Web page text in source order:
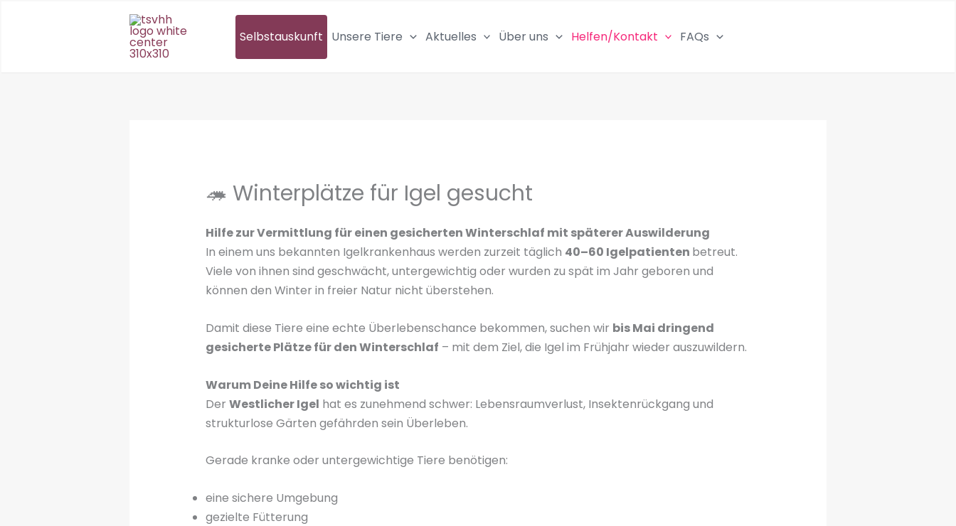
Selbstauskunft Unsere Tiere Aktuelles Über uns Helfen/Kontakt FAQs
🦔 Winterplätze für Igel gesucht
Hilfe zur Vermittlung für einen gesicherten Winterschlaf mit späterer Auswilderung
In einem uns bekannten Igelkrankenhaus werden zurzeit täglich 40–60 Igelpatienten betreut.
Viele von ihnen sind geschwächt, untergewichtig oder wurden zu spät im Jahr geboren und
können den Winter in freier Natur nicht überstehen.
Damit diese Tiere eine echte Überlebenschance bekommen, suchen wir bis Mai dringend
gesicherte Plätze für den Winterschlaf – mit dem Ziel, die Igel im Frühjahr wieder auszuwildern.
Warum Deine Hilfe so wichtig ist
Der Westlicher Igel hat es zunehmend schwer: Lebensraumverlust, Insektenrückgang und
strukturlose Gärten gefährden sein Überleben.
Gerade kranke oder untergewichtige Tiere benötigen:
eine sichere Umgebung
gezielte Fütterung